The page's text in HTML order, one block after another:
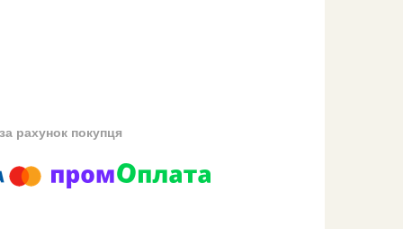
рахунок покупця